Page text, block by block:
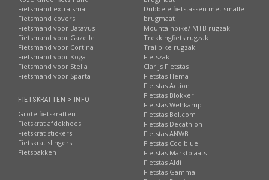
Fietsmand extra small
Fietsmand covers
Fietsmand voor Batavus
Fietsmand voor Gazelle
Fietsmand voor Cortina
Fietsmand voor Koga
Fietsmand voor Stella
Fietsmand voor Sparta
FIETSKRATTEN > INFO
Grote fietskratten
Fietskrat afdekhoes
Fietskrat stickers
Fietskrat slingers
Fietsbakken
Dubbele fietstassen met smalle
brugmaat
Mountainbike/ MTB rugzak
Trekkingfiets rugzak
Trailbike rugzak
Fietszak
Clarijs Fietstas
Fietstas Hema
Fietstas Action
Fietstas Blokker
Fietstas Wehkamp
Fietstas Bol.com
Fietstas Decathlon
Fietstas ANWB
Fietstas Coolblue
Fietstas Marktplaats
Fietstas Aldi
Fietstas Gamma